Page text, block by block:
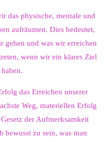
das physische, mentale und
aufräumen. Dies bedeutet,
gehen und was wir erreichen
wenn wir ein klares Ziel
das Erreichen unserer
Weg, materiellen Erfolg
der Aufmerksamkeit
bewusst zu sein, was man